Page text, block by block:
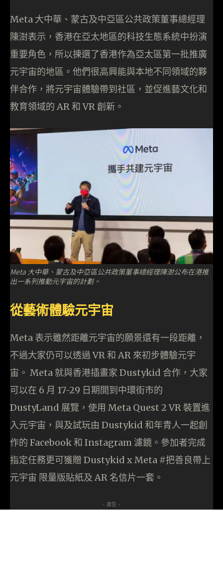
Meta 大中華、蒙古及中亞區公共政策董事總經理
陳澍表示，香港在亞太地區的科技生態系統中扮演
重要角色，所以揀選了香港作為亞太區第一批推廣
元宇宙的地區。他們很高興能與本地不同領域的夥
伴合作，將元宇宙體驗帶到社區，並促進藝文化和
教育領域的 AR 和 VR 創新。
Meta 大中華、蒙古及中亞區公共政策董事總經理陳澍公布在港推
出一系列推動元宇宙的計劃。
從藝術體驗元宇宙
Meta 表示雖然距離元宇宙的願景還有一段距離，
不過大家仍可以透過 VR 和 AR 來初步體驗元宇
宙。 Meta 就與香港插畫家 Dustykid 合作，大家
可以在 6 月 17-29 日期間到中環街市的
DustyLand 展覽，使用 Meta Quest 2 VR 裝置進
入元宇宙，與及試玩由 Dustykid 和年青人一起創
作的 Facebook 和 Instagram 濾鏡。參加者完成
指定任務更可獲贈 Dustykid x Meta #把善良帶上
元宇宙 限量版貼紙及 AR 名信片一套。
- 廣告 -